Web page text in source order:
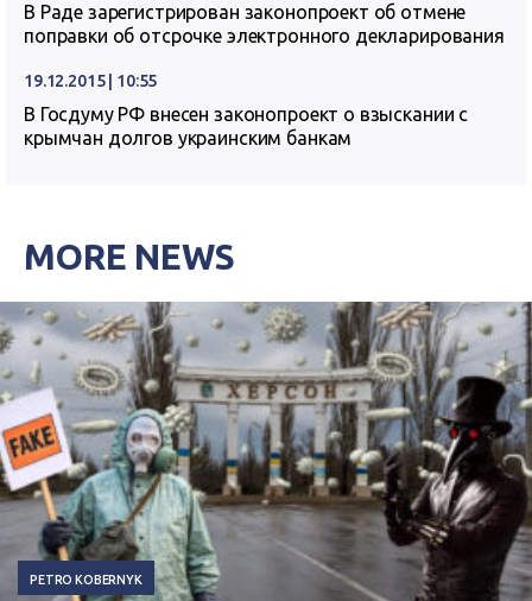
В Раде зарегистрирован законопроект об отмене
поправки об отсрочке электронного декларирования
19.12.2015 | 10:55
В Госдуму РФ внесен законопроект о взыскании с
крымчан долгов украинским банкам
MORE NEWS
PETRO KOBERNYK